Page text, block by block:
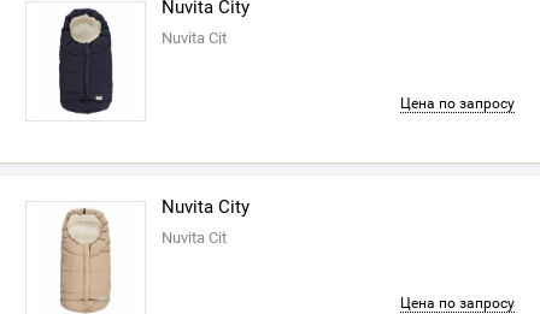
Nuvita City
Nuvita Cit
Цена по запросу
Nuvita City
Nuvita Cit
Цена по запросу